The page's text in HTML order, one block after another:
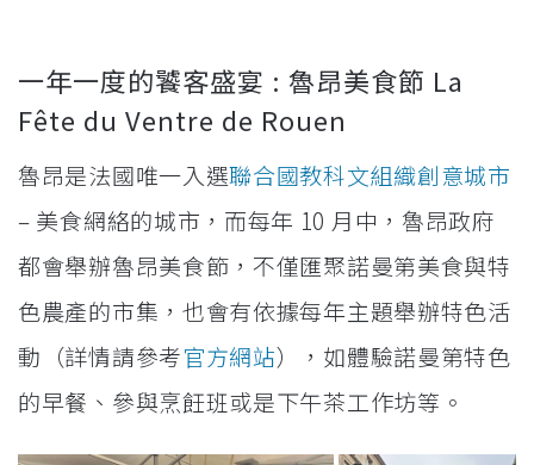
一年一度的饕客盛宴 : 魯昂美食節 La
Fête du Ventre de Rouen
魯昂是法國唯一入選聯合國教科文組織創意城市
– 美食網絡的城市，而每年 10 月中，魯昂政府
都會舉辦魯昂美食節，不僅匯聚諾曼第美食與特
色農產的市集，也會有依據每年主題舉辦特色活
動（詳情請參考官方網站），如體驗諾曼第特色
的早餐、參與烹飪班或是下午茶工作坊等。